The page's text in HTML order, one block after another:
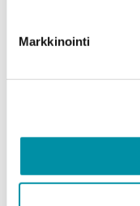
Markkinointi
Paino (kg)
EN AW-